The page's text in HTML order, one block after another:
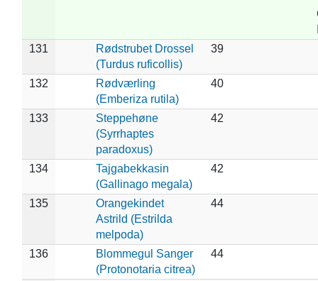
131
Rødstrubet Drossel
(Turdus ruficollis)
39
132
Rødværling
(Emberiza rutila)
40
133
Steppehøne
(Syrrhaptes
paradoxus)
42
134
Tajgabekkasin
(Gallinago megala)
42
135
Orangekindet
Astrild (Estrilda
melpoda)
44
136
Blommegul Sanger
(Protonotaria citrea)
44